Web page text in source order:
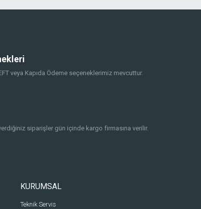
veya Kapıda Ödeme seçeneklerimiz mevcuttur.
siparişler gün içinde kargo firmasına verilir.
KURUMSAL
Teknik Servis